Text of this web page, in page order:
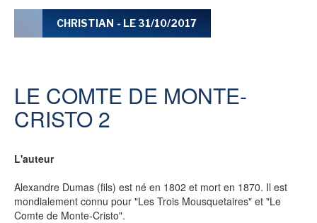
CHRISTIAN - LE 31/10/2017
LE COMTE DE MONTE-
CRISTO 2
L'auteur
Alexandre Dumas (fils) est né en 1802 et mort en 1870. Il est
mondialement connu pour "Les Trois Mousquetaires" et "Le
Comte de Monte-Cristo".